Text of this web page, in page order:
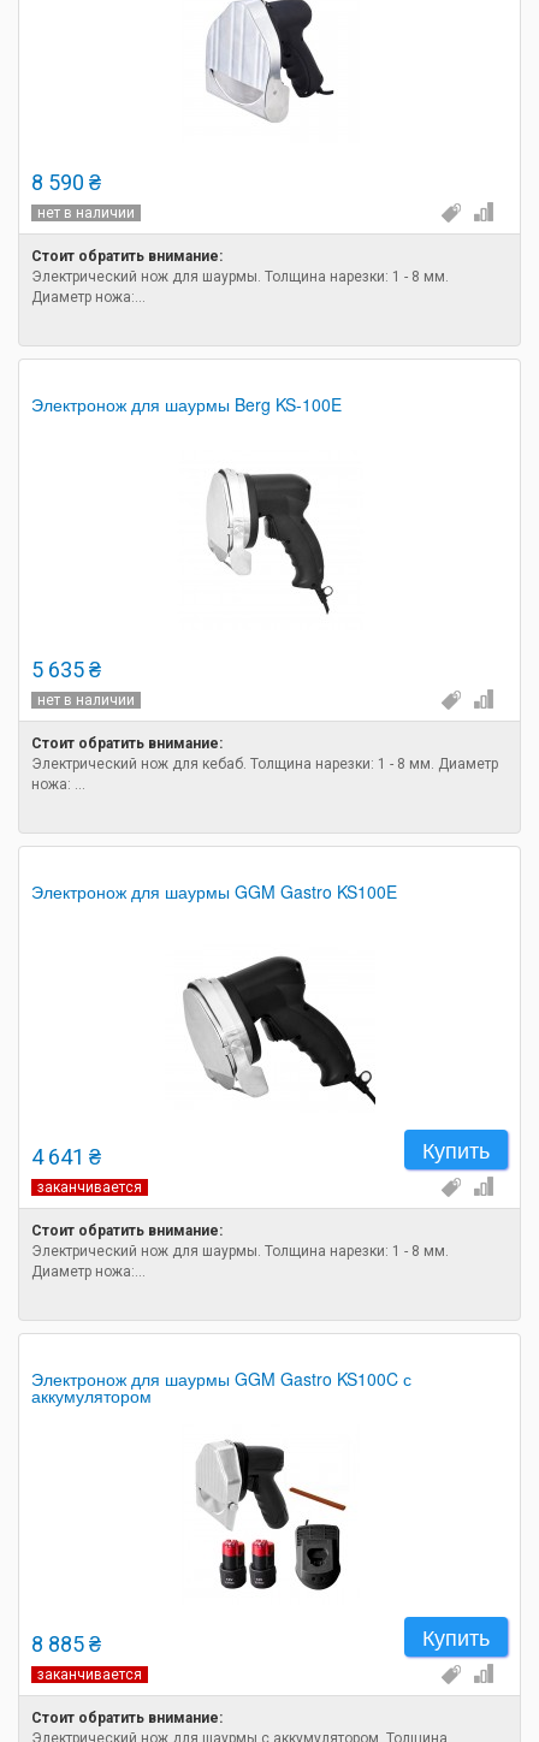
8 590 ₴
нет в наличии
Стоит обратить внимание:
Электрический нож для шаурмы. Толщина нарезки: 1 - 8 мм.
Диаметр ножа:...
Электронож для шаурмы Berg KS-100E
5 635 ₴
нет в наличии
Стоит обратить внимание:
Электрический нож для кебаб. Толщина нарезки: 1 - 8 мм. Диаметр
ножа: ...
Электронож для шаурмы GGM Gastro KS100E
4 641 ₴ Купить
заканчивается
Стоит обратить внимание:
Электрический нож для шаурмы. Толщина нарезки: 1 - 8 мм.
Диаметр ножа:...
Электронож для шаурмы GGM Gastro KS100C с
аккумулятором
8 885 ₴ Купить
заканчивается
Стоит обратить внимание:
Электрический нож для шаурмы с аккумулятором. Толщина